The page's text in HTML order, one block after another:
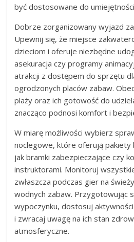
być dostosowane do
Dobrze zorganizowany wyjazd
Upewnij się, że miejsce
dzieciom i oferuje niezbędne
asekuracja czy programy
atrakcji z dostępem do sprzętu
ogrodzonych placów zabaw.
plaży oraz ich gotowość do
znacząco podnosi komfort i
W miarę możliwości wybierz
noclegowe, które oferują
jak bramki zabezpieczające czy
instruktorami. Monitoruj
zwłaszcza podczas gier na
wodnych zabaw. Przygotowując
wypoczynku, dostosuj
i zwracaj uwagę na ich stan
atmosferyczne.